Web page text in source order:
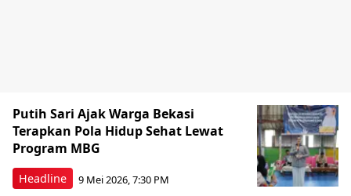
Headline
Putih Sari Ajak Warga Bekasi
Terapkan Pola Hidup Sehat Lewat
Program MBG
9 Mei 2026, 7:30 PM